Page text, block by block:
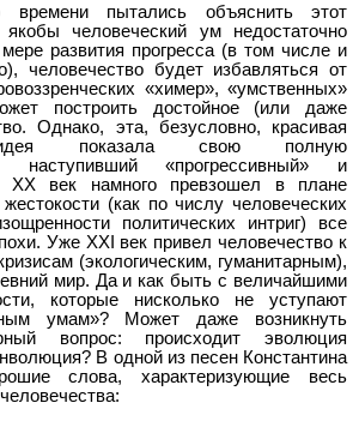
времени пытались объяснить этот
человеческий ум недостаточно
развития прогресса (в том числе и
человечество будет избавляться от
«химер», «умственных»
построить достойное (или даже
Однако, эта, безусловно, красивая
показала свою полную
наступивший «прогрессивный» и
XX век намного превзошел в плане
(как по числу человеческих
политических интриг) все
Уже XXI век привел человечество к
(экологическим, гуманитарным),
мир. Да и как быть с величайшими
которые нисколько не уступают
умам»? Может даже возникнуть
вопрос: происходит эволюция
В одной из песен Константина
слова, характеризующие весь